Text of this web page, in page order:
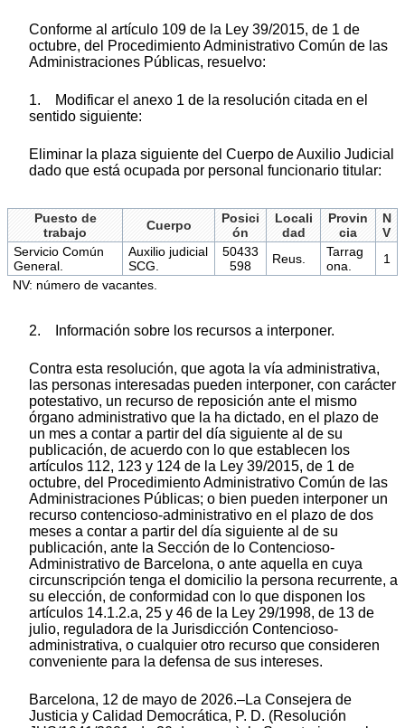
Conforme al artículo 109 de la Ley 39/2015, de 1 de
octubre, del Procedimiento Administrativo Común de las
Administraciones Públicas, resuelvo:
1. Modificar el anexo 1 de la resolución citada en el
sentido siguiente:
Eliminar la plaza siguiente del Cuerpo de Auxilio Judicial
dado que está ocupada por personal funcionario titular:
Puesto de
trabajo
Cuerpo
Posici
ón
Locali
dad
Provin
cia
N
V
Servicio Común
General.
Auxilio judicial
SCG.
50433
598
Reus.
Tarrag
ona.
1
NV: número de vacantes.
2. Información sobre los recursos a interponer.
Contra esta resolución, que agota la vía administrativa,
las personas interesadas pueden interponer, con carácter
potestativo, un recurso de reposición ante el mismo
órgano administrativo que la ha dictado, en el plazo de
un mes a contar a partir del día siguiente al de su
publicación, de acuerdo con lo que establecen los
artículos 112, 123 y 124 de la Ley 39/2015, de 1 de
octubre, del Procedimiento Administrativo Común de las
Administraciones Públicas; o bien pueden interponer un
recurso contencioso-administrativo en el plazo de dos
meses a contar a partir del día siguiente al de su
publicación, ante la Sección de lo Contencioso-
Administrativo de Barcelona, o ante aquella en cuya
circunscripción tenga el domicilio la persona recurrente, a
su elección, de conformidad con lo que disponen los
artículos 14.1.2.a, 25 y 46 de la Ley 29/1998, de 13 de
julio, reguladora de la Jurisdicción Contencioso-
administrativa, o cualquier otro recurso que consideren
conveniente para la defensa de sus intereses.
Barcelona, 12 de mayo de 2026.–La Consejera de
Justicia y Calidad Democrática, P. D. (Resolución